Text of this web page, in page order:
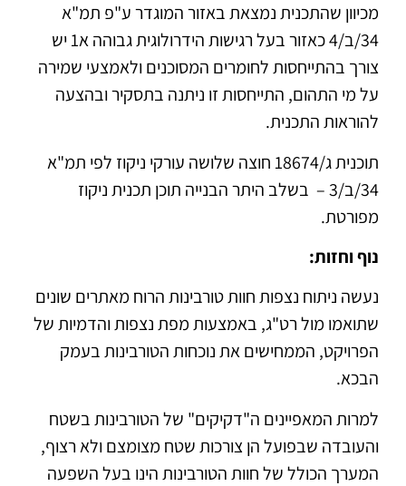
מכיוון שהתכנית נמצאת באזור המוגדר ע"פ תמ"א
34/ב/4 כאזור בעל רגישות הידרולוגית גבוהה א1 יש
צורך בהתייחסות לחומרים המסוכנים ולאמצעי שמירה
על מי התהום, התייחסות זו ניתנה בתסקיר ובהצעה
להוראות התכנית.
תוכנית ג/18674 חוצה שלושה עורקי ניקוז לפי תמ"א
34/ב/3 – בשלב היתר הבנייה תוכן תכנית ניקוז
מפורטת.
נוף וחזות:
נעשה ניתוח נצפות חוות טורבינות הרוח מאתרים שונים
שתואמו מול רט"ג, באמצעות מפת נצפות והדמיות של
הפרויקט, הממחישים את נוכחות הטורבינות בעמק
הבכא.
למרות המאפיינים ה"דקיקים" של הטורבינות בשטח
והעובדה שבפועל הן צורכות שטח מצומצם ולא רצוף,
המערך הכולל של חוות הטורבינות הינו בעל השפעה